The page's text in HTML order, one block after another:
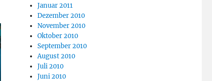
Januar 2011
Dezember 2010
November 2010
Oktober 2010
September 2010
August 2010
Juli 2010
Juni 2010